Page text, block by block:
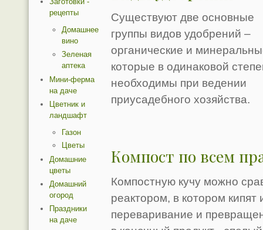
Существуют две основные
группы видов удобрений –
органические и
которые в одинаковой
необходимы при ведении
приусадебного хозяйства.
Компост по всем
Компостную кучу можно
реактором, в котором
переваривание и
рецепты
Домашнее
вино
Зеленая
аптека
Мини-ферма
на даче
Цветник и
ландшафт
Газон
Цветы
Домашние
цветы
Домашний
огород
Праздники
на даче